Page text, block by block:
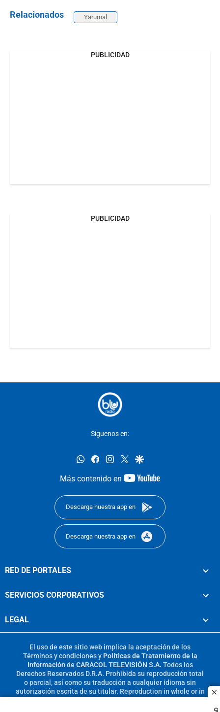
Relacionados Yarumal
PUBLICIDAD
PUBLICIDAD
Síguenos en:
whatsappfacebookinstagram
twittergoogle
Más contenido en
youtube-
Descarga nuestra app en
Descarga nuestra app en
RED DE PORTALES
SERVICIOS CORPORATIVOS
LEGAL
El uso de este sitio web implica la aceptación de los
Términos y condicionesy Políticas de Tratamiento de la
Información de CARACOL TELEVISIÓN S.A. Todos los
Derechos Reservados D.R.A. Prohibida su reproducción total
o parcial, así como su traducción a cualquier idioma sin
autorización escrita de su titular. Reproduction in whole or in